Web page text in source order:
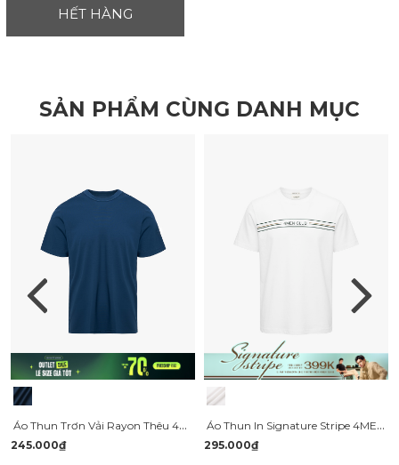
HẾT HÀNG
SẢN PHẨM CÙNG DANH MỤC
Áo Thun Trơn Vải Rayon Thêu 4MEN Club Tay Áo Form Slimfit AT155
245.000₫
Áo Thun In Signature Stripe 4MEN Club Form Regular AT197 Màu Trắng
295.000₫